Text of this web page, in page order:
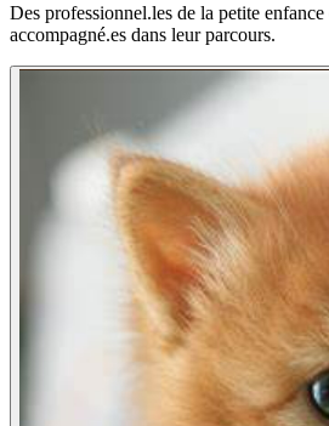
Des professionnel.les de la petite
accompagné.es dans leur parcours.